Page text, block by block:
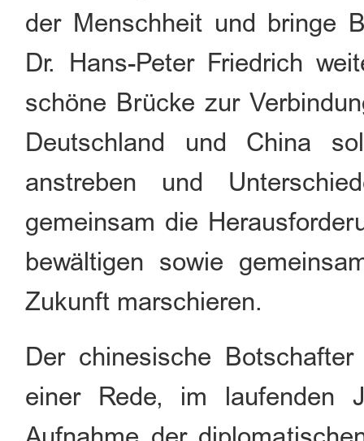
der Menschheit und bringe
Dr. Hans-Peter Friedrich
schöne Brücke zur
Deutschland und China
anstreben und
gemeinsam die
bewältigen sowie
Zukunft marschieren.
Der chinesische
einer Rede, im laufenden